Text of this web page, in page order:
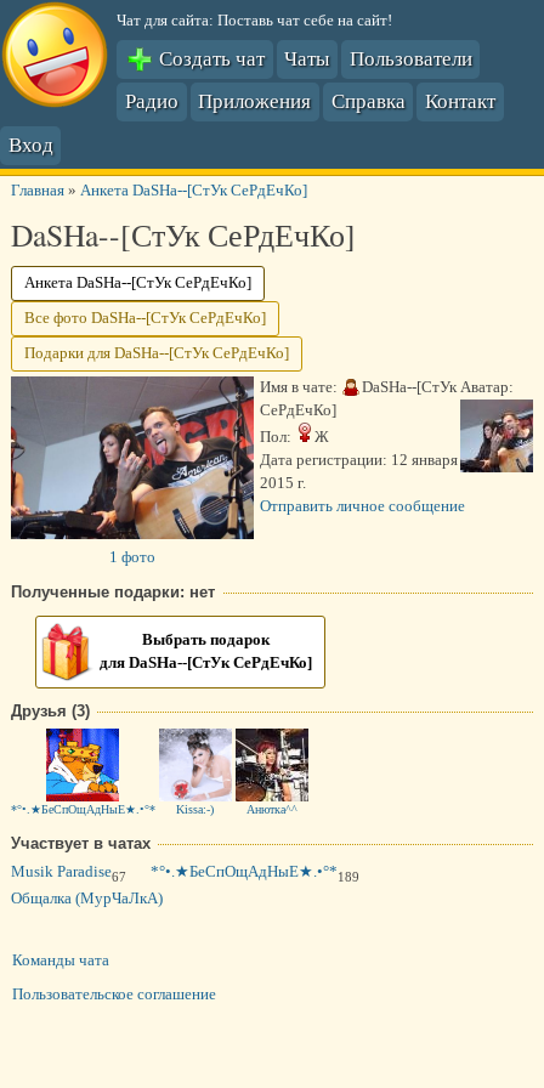
Чат для сайта: Поставь чат себе на сайт!
Создать чат Чаты
Пользователи
Радио
Приложения Справка
Контакт
Вход
Главная» Анкета DaSHa--[СтУк СеРдЕчКо]
DaSHa--[СтУк СеРдЕчКо]
Анкета DaSHa--[СтУк СеРдЕчКо]
Все фото DaSHa--[СтУк СеРдЕчКо]
Подарки для DaSHa--[СтУк СеРдЕчКо]
Аватар:
1 фото
Имя в чате:
DaSHa--[СтУк
СеРдЕчКо]
Пол:
Ж
Дата регистрации: 12 января
2015 г.
Отправить личное сообщение
Полученные подарки: нет
Выбрать подарок
для DaSHa--[СтУк СеРдЕчКо]
Друзья (3)
*°•.★БеСпОщАдНыЕ★.•°* Kissa:-) Анютка^^
Участвует в чатах
Musik Paradise67 *°•.★БеСпОщАдНыЕ★.•°*189
Общалка (МурЧаЛкА)
Команды чата
Пользовательское соглашение